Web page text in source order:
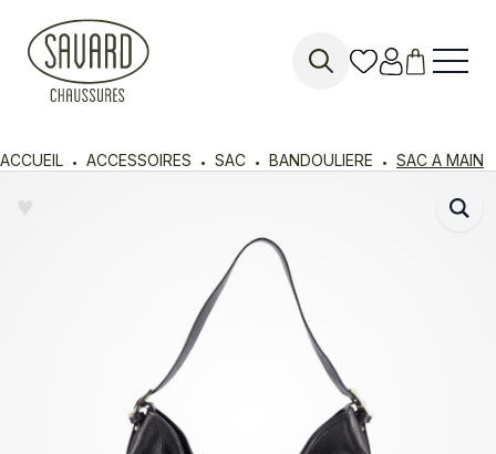
ACCUEIL ACCESSOIRES SAC BANDOULIERE SAC A MAIN